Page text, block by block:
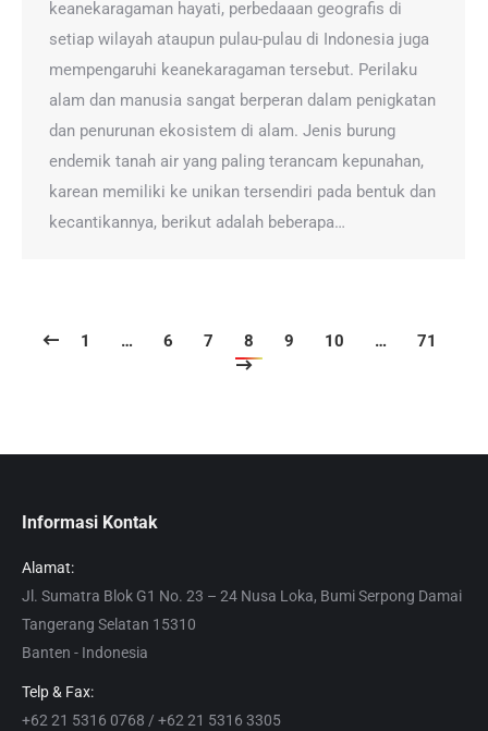
keanekaragaman hayati, perbedaaan geografis di
setiap wilayah ataupun pulau-pulau di Indonesia juga
mempengaruhi keanekaragaman tersebut. Perilaku
alam dan manusia sangat berperan dalam penigkatan
dan penurunan ekosistem di alam. Jenis burung
endemik tanah air yang paling terancam kepunahan,
karean memiliki ke unikan tersendiri pada bentuk dan
kecantikannya, berikut adalah beberapa…
1 … 6 7 8 9 10 … 71
Informasi Kontak
Alamat:
Jl. Sumatra Blok G1 No. 23 – 24 Nusa Loka, Bumi Serpong Damai
Tangerang Selatan 15310
Banten - Indonesia
Telp & Fax:
+62 21 5316 0768 / +62 21 5316 3305